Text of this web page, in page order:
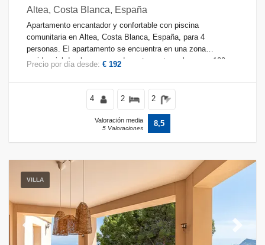
Altea, Costa Blanca, España
Apartamento encantador y confortable con piscina
comunitaria en Altea, Costa Blanca, España, para 4
personas. El apartamento se encuentra en una zona
residencial de playa, cerca de restaurantes y bares, a 100 m
Precio por día desde: € 192
4 2 2
Valoración media
5 Valoraciones
8,5
VILLA
Previous